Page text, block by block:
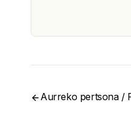
Aurreko pertsona /